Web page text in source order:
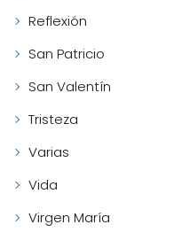
Reflexión
San Patricio
San Valentín
Tristeza
Varias
Vida
Virgen María